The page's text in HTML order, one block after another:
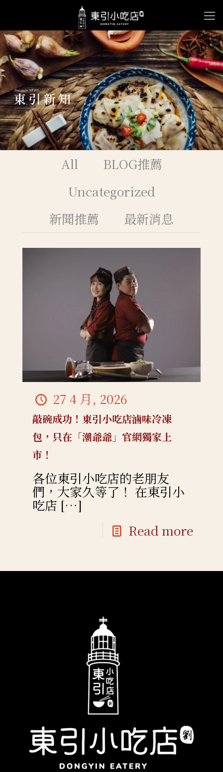
All
BLOG推薦
Uncategorized
新聞推薦
最新消息
27 4 月, 2026
敲碗成功！東引小吃店滷味冷凍
包，只在「潮爺爺」官網獨家上
市！
各位東引小吃店的老朋友
們，大家久等了！ 在東引小
吃店 […]
Read more